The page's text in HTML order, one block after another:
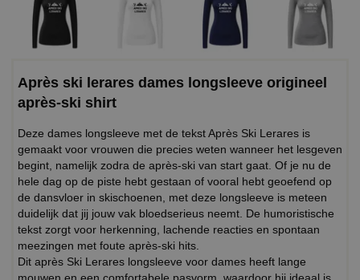
Après ski lerares dames longsleeve origineel
après-ski shirt
Deze dames longsleeve met de tekst Après Ski Lerares is
gemaakt voor vrouwen die precies weten wanneer het lesgeven
begint, namelijk zodra de après-ski van start gaat. Of je nu de
hele dag op de piste hebt gestaan of vooral hebt geoefend op
de dansvloer in skischoenen, met deze longsleeve is meteen
duidelijk dat jij jouw vak bloedserieus neemt. De humoristische
tekst zorgt voor herkenning, lachende reacties en spontaan
meezingen met foute après-ski hits.
Dit après Ski Lerares longsleeve voor dames heeft lange